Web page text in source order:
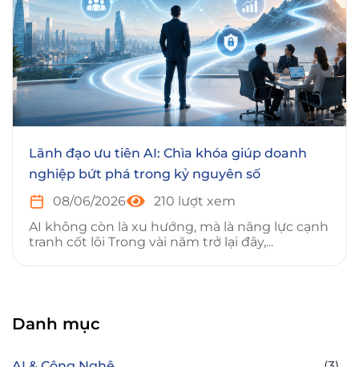
Lãnh đạo ưu tiên AI: Chìa khóa giúp doanh
nghiệp bứt phá trong kỷ nguyên số
08/06/2026
210 lượt xem
AI không còn là xu hướng, mà là năng lực cạnh
tranh cốt lõi Trong vài năm trở lại đây,...
Danh mục